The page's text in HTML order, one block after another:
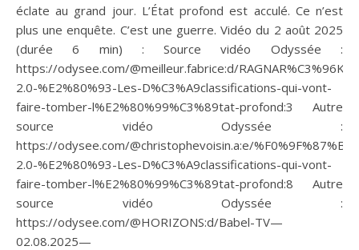
éclate au grand jour. L’État profond est acculé. Ce n’est
plus une enquête. C’est une guerre. Vidéo du 2 août 2025
(durée 6 min) : Source vidéo Odyssée :
https://odysee.com/@meilleur.fabrice:d/RAGNAR%C3%96K-
2.0-%E2%80%93-Les-D%C3%A9classifications-qui-vont-
faire-tomber-l%E2%80%99%C3%89tat-profond:3 Autre
source vidéo Odyssée :
https://odysee.com/@christophevoisin.a:e/
2.0-%E2%80%93-Les-D%C3%A9classifications-qui-vont-
faire-tomber-l%E2%80%99%C3%89tat-profond:8 Autre
source vidéo Odyssée :
https://odysee.com/@HORIZONS:d/Babel-TV—
02.08.2025—